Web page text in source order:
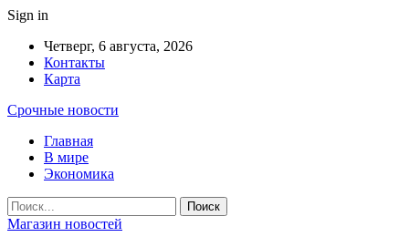
Sign in
Четверг, 6 августа, 2026
Контакты
Карта
Срочные новости
Главная
В мире
Экономика
Магазин новостей